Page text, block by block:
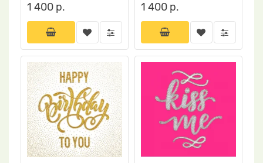
1 400 р. 1 400 р.